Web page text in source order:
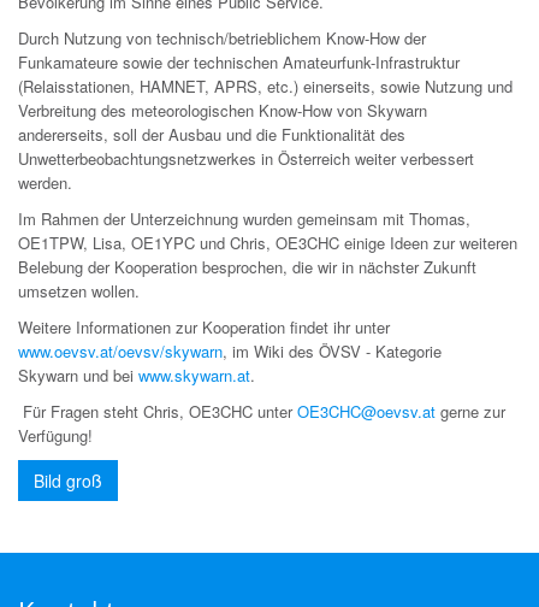
Durch Nutzung von technisch/betrieblichem Know-How der
Funkamateure sowie der technischen Amateurfunk-Infrastruktur
(Relaisstationen, HAMNET, APRS, etc.) einerseits, sowie Nutzung und
Verbreitung des meteorologischen Know-How von Skywarn
andererseits, soll der Ausbau und die Funktionalität des
Unwetterbeobachtungsnetzwerkes in Österreich weiter verbessert
werden.
Im Rahmen der Unterzeichnung wurden gemeinsam mit Thomas,
OE1TPW, Lisa, OE1YPC und Chris, OE3CHC einige Ideen zur weiteren
Belebung der Kooperation besprochen, die wir in nächster Zukunft
umsetzen wollen.
Weitere Informationen zur Kooperation findet ihr unter
www.oevsv.at/oevsv/skywarn, im Wiki des ÖVSV - Kategorie
Skywarn und bei www.skywarn.at.
Für Fragen steht Chris, OE3CHC unterOE3CHC@oevsv.at gerne zur
Verfügung!
Bild groß